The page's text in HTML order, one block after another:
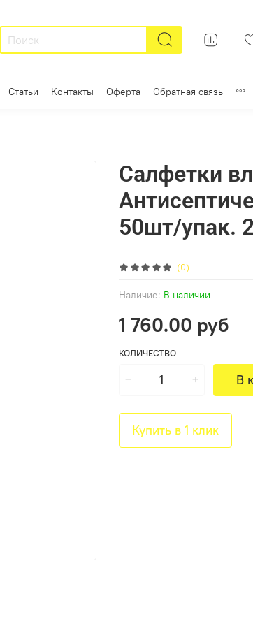
Статьи Контакты Оферта Обратная связь
(0)
Наличие: В наличии
Салфетки
50шт/упак.
1 760.00 руб
КОЛИЧЕСТВО
В
Купить в 1 клик